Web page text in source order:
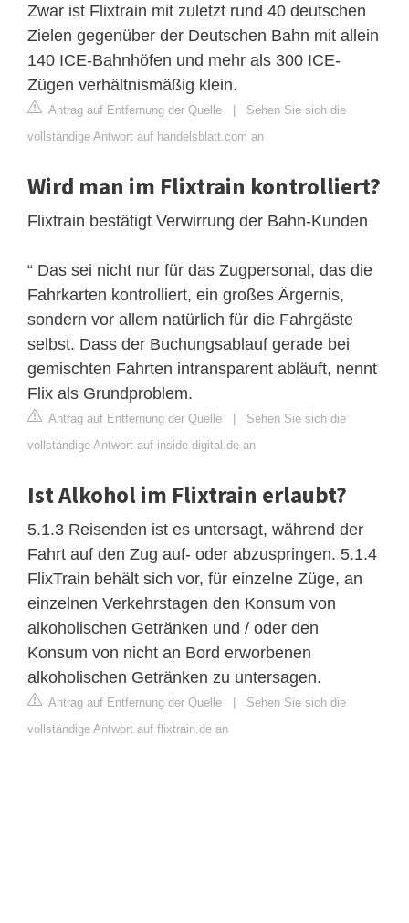
Zwar ist Flixtrain mit zuletzt rund 40 deutschen
Zielen gegenüber der Deutschen Bahn mit allein
140 ICE-Bahnhöfen und mehr als 300 ICE-
Zügen verhältnismäßig klein.
Antrag auf Entfernung der Quelle | Sehen Sie sich die
vollständige Antwort auf handelsblatt.com an
Wird man im Flixtrain kontrolliert?
Flixtrain bestätigt Verwirrung der Bahn-Kunden
“ Das sei nicht nur für das Zugpersonal, das die
Fahrkarten kontrolliert, ein großes Ärgernis,
sondern vor allem natürlich für die Fahrgäste
selbst. Dass der Buchungsablauf gerade bei
gemischten Fahrten intransparent abläuft, nennt
Flix als Grundproblem.
Antrag auf Entfernung der Quelle | Sehen Sie sich die
vollständige Antwort auf inside-digital.de an
Ist Alkohol im Flixtrain erlaubt?
5.1.3 Reisenden ist es untersagt, während der
Fahrt auf den Zug auf- oder abzuspringen. 5.1.4
FlixTrain behält sich vor, für einzelne Züge, an
einzelnen Verkehrstagen den Konsum von
alkoholischen Getränken und / oder den
Konsum von nicht an Bord erworbenen
alkoholischen Getränken zu untersagen.
Antrag auf Entfernung der Quelle | Sehen Sie sich die
vollständige Antwort auf flixtrain.de an